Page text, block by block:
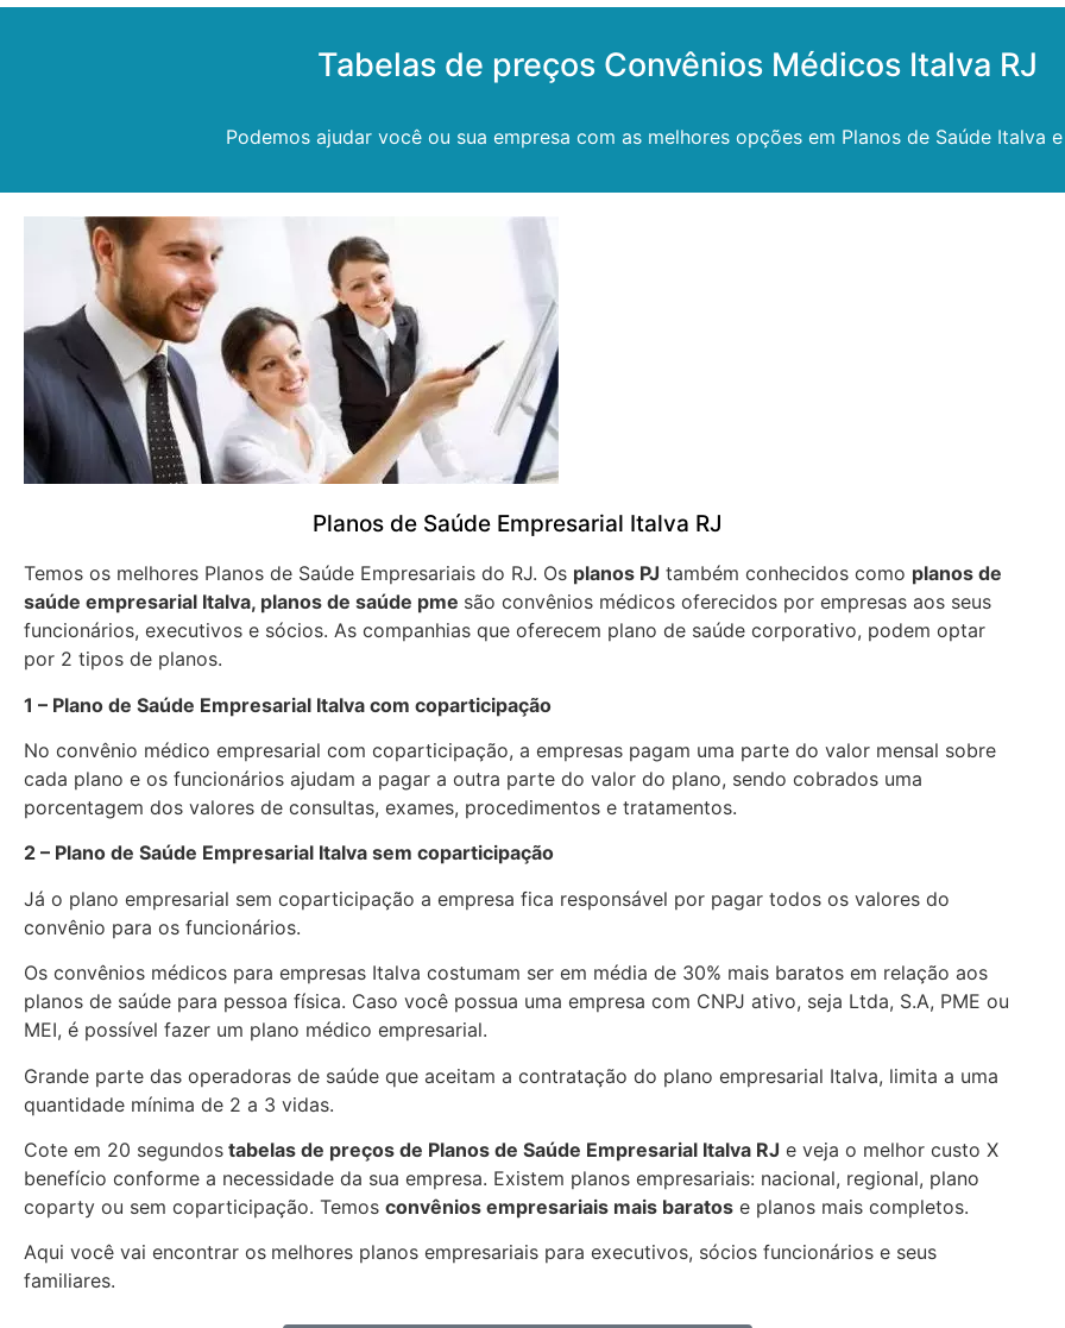
Tabelas de preços Convênios Médicos Italva RJ
Podemos ajudar você ou sua empresa com as melhores opções em Planos de Saúde Italva
Planos de Saúde Empresarial Italva RJ
Temos os melhores Planos de Saúde Empresariais do RJ. Os planos PJ também conhecidos como planos de
saúde empresarial Italva, planos de saúde pme são convênios médicos oferecidos por empresas aos seus
funcionários, executivos e sócios. As companhias que oferecem plano de saúde corporativo, podem optar
por 2 tipos de planos.
1 – Plano de Saúde Empresarial Italva com coparticipação
No convênio médico empresarial com coparticipação, a empresas pagam uma parte do valor mensal sobre
cada plano e os funcionários ajudam a pagar a outra parte do valor do plano, sendo cobrados uma
porcentagem dos valores de consultas, exames, procedimentos e tratamentos.
2 – Plano de Saúde Empresarial Italva sem coparticipação
Já o plano empresarial sem coparticipação a empresa fica responsável por pagar todos os valores do
convênio para os funcionários.
Os convênios médicos para empresas Italva costumam ser em média de 30% mais baratos em relação aos
planos de saúde para pessoa física. Caso você possua uma empresa com CNPJ ativo, seja Ltda, S.A, PME ou
MEI, é possível fazer um plano médico empresarial.
Grande parte das operadoras de saúde que aceitam a contratação do plano empresarial Italva, limita a uma
quantidade mínima de 2 a 3 vidas.
Cote em 20 segundos tabelas de preços de Planos de Saúde Empresarial Italva RJ e veja o melhor custo X
benefício conforme a necessidade da sua empresa. Existem planos empresariais: nacional, regional, plano
coparty ou sem coparticipação. Temos convênios empresariais mais baratos e planos mais completos.
Aqui você vai encontrar os melhores planos empresariais para executivos, sócios funcionários e seus
familiares.